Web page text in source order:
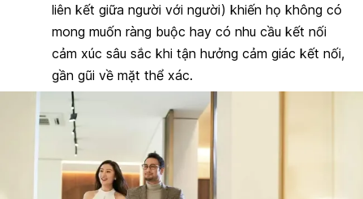
liên kết giữa người với người) khiến họ không có
mong muốn ràng buộc hay có nhu cầu kết nối
cảm xúc sâu sắc khi tận hưởng cảm giác kết nối,
gần gũi về mặt thể xác.